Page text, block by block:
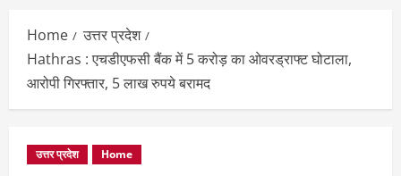
Home
उत्तर प्रदेश
Hathras : एचडीएफसी बैंक में 5 करोड़ का ओवरड्राफ्ट घोटाला,
आरोपी गिरफ्तार, 5 लाख रुपये बरामद
उत्तर प्रदेश Home